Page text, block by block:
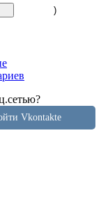
)
Vkontakte